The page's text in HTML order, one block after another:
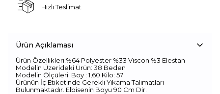
Hızlı Teslimat
Ürün Açıklaması
Ürün Özellikleri:%64 Polyester %33 Viscon %3 Elestan
Modelin Üzerideki Ürün: 38 Beden
Modelin Ölçüleri: Boy : 1,60 Kilo: 57
Ürünün İç Etiketinde Gerekli Yıkama Talimatları
Bulunmaktadır. Elbisenin Boyu 90 Cm Dir.